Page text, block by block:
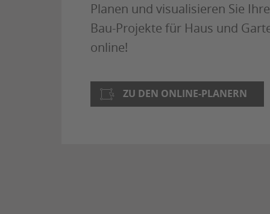
Planen und visualisieren Sie Ihre
Bau-Projekte für Haus und
online!
ZU DEN ONLINE-PLANERN